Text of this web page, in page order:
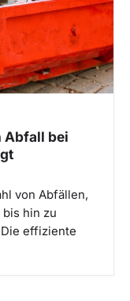
Abfall bei
von Abfällen,
hin zu
effiziente